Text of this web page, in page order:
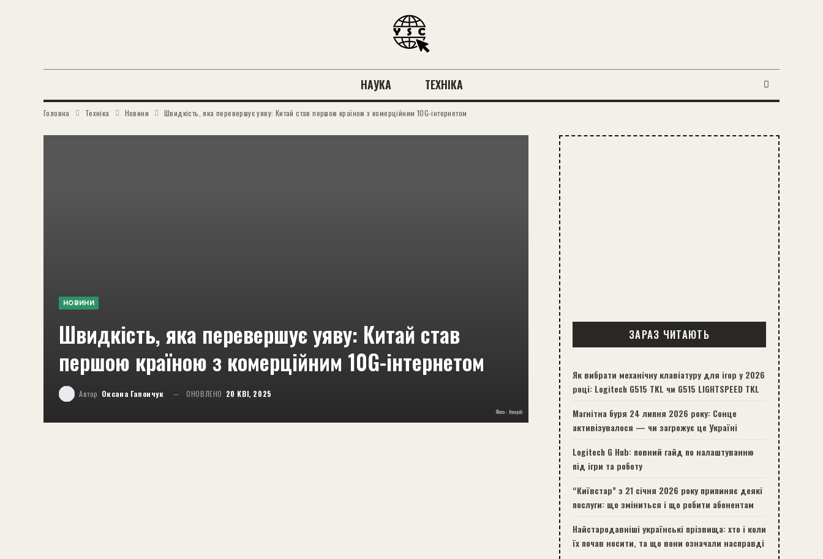
НАУКА ТЕХНІКА
Головна Техніка Новини Швидкість, яка перевершує уяву: Китай став першою країною з комерційним 10G-інтернетом
НОВИНИ
Швидкість, яка перевершує уяву: Китай став
першою країною з комерційним 10G-інтернетом
Автор Оксана Гапончук ОНОВЛЕНО 20 КВІ, 2025
Фото - freepik
ЗАРАЗ ЧИТАЮТЬ
Як вибрати механічну клавіатуру для ігор у 2026
році: Logitech G515 TKL чи G515 LIGHTSPEED TKL
Магнітна буря 24 липня 2026 року: Сонце
активізувалося — чи загрожує це Україні
Logitech G Hub: повний гайд по налаштуванню
під ігри та роботу
“Київстар” з 21 січня 2026 року припиняє деякі
послуги: що зміниться і що робити абонентам
Найстародавніші українські прізвища: хто і коли
їх почав носити, та що вони означали насправді